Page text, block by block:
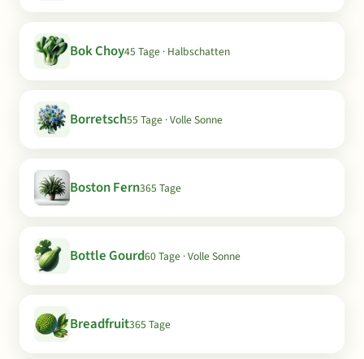
Bok Choy45 Tage · Halbschatten
Borretsch55 Tage · Volle Sonne
Boston Fern365 Tage
Bottle Gourd60 Tage · Volle Sonne
Breadfruit365 Tage